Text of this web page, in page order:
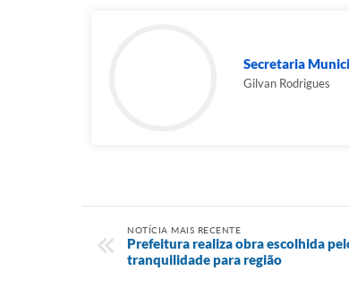
Secretaria
Gilvan Rodrigues
NOTÍCIA MAIS RECENTE
Prefeitura realiza obra escolhida
tranquilidade para região